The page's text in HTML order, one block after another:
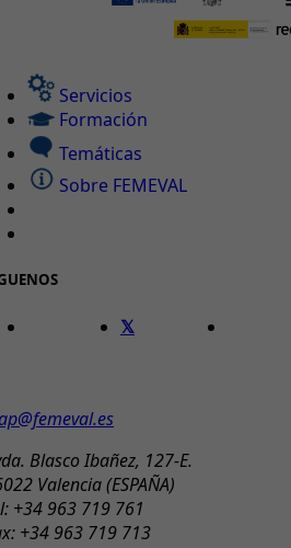
Servicios
Formación
Temáticas
Sobre FEMEVAL
Blasco Ibañez, 127-E.
Valencia (ESPAÑA)
+34 963 719 761
+34 963 719 713